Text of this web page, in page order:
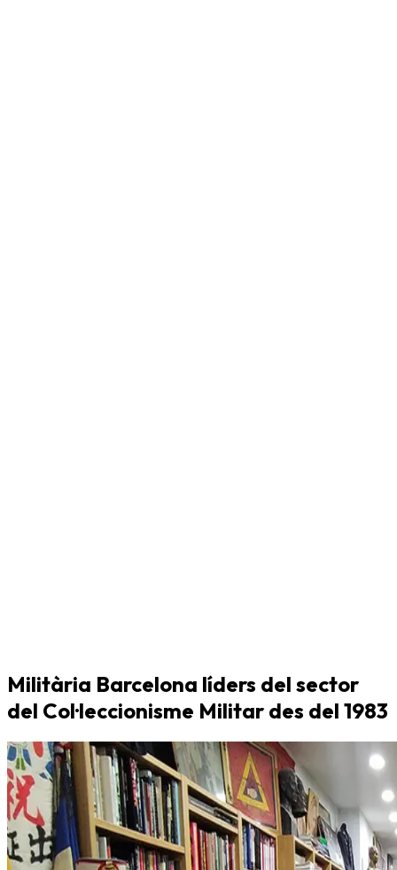
Militària Barcelona líders del sector
del Col·leccionisme Militar des del 1983